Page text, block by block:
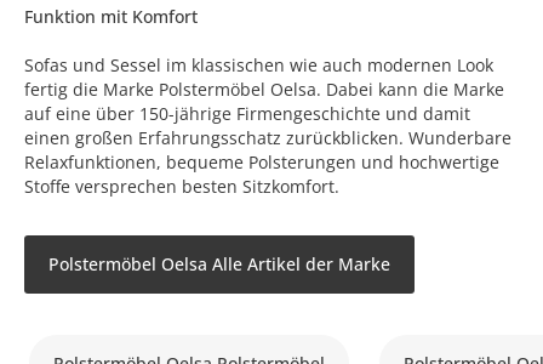
Funktion mit Komfort
Sofas und Sessel im klassischen wie auch modernen Look
fertig die Marke Polstermöbel Oelsa. Dabei kann die Marke
auf eine über 150-jährige Firmengeschichte und damit
einen großen Erfahrungsschatz zurückblicken. Wunderbare
Relaxfunktionen, bequeme Polsterungen und hochwertige
Stoffe versprechen besten Sitzkomfort.
Polstermöbel Oelsa Alle Artikel der Marke